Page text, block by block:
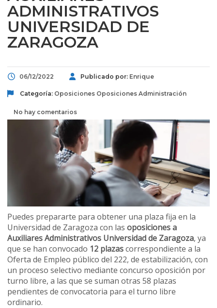
ADMINISTRATIVOS
UNIVERSIDAD DE
ZARAGOZA
06/12/2022 Publicado por: Enrique
Categoría: Oposiciones Oposiciones Administración
No hay comentarios
Puedes prepararte para obtener una plaza fija en la
Universidad de Zaragoza con las oposiciones a
Auxiliares Administrativos Universidad de Zaragoza, ya
que se han convocado 12 plazascorrespondiente a la
Oferta de Empleo público del 222, de estabilización, con
un proceso selectivo mediante concurso oposición por
turno libre, a las que se suman otras 58 plazas
pendientes de convocatoria para el turno libre
ordinario.